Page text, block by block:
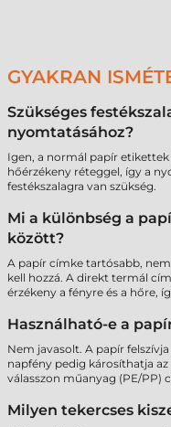
GYAKRAN
Szükséges
nyomtatásához?
Igen, a normál papír
hőérzékeny réteggel, így a
festékszalagra van szükség.
Mi a különbség a
között?
A papír címke tartósabb,
kell hozzá. A direkt termál
érzékeny a fényre és a hőre,
Használható-e a
Nem javasolt. A papír
napfény pedig károsíthatja
válasszon műanyag (PE/PP)
Milyen tekercses